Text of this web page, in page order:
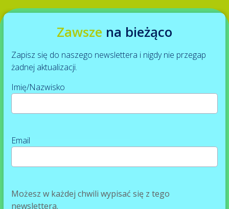
Zawsze na bieżąco
Zapisz się do naszego newslettera i nigdy nie przegap
żadnej aktualizacji.
Imię/Nazwisko
Email
Możesz w każdej chwili wypisać się z tego
newslettera.